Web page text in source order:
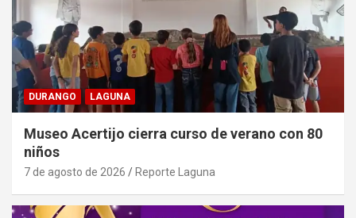
DURANGO LAGUNA
Museo Acertijo cierra curso de verano con 80
niños
7 de agosto de 2026 Reporte Laguna